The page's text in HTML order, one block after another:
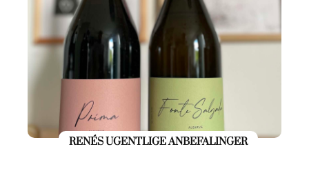
RENÉS UGENTLIGE ANBEFALINGER